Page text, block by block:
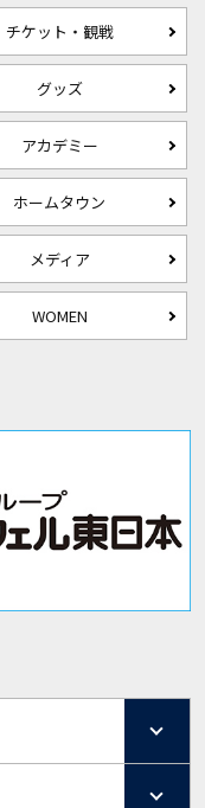
チケット・観戦
グッズ
アカデミー
ホームタウン
メディア
WOMEN